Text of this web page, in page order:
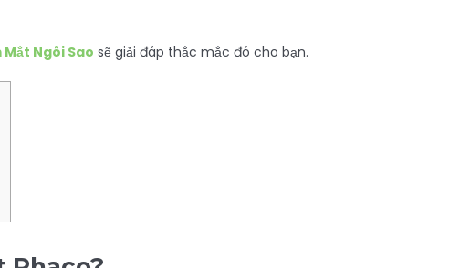
Ngôi Sao sẽ giải đáp thắc mắc đó cho bạn.